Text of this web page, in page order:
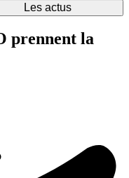
Les actus
prennent la